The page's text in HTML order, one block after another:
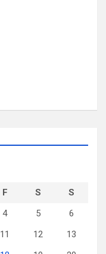
F S
S
4 5
6
11 12
13